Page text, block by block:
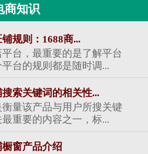
商知识
规则：1688商...
台，最重要的是了解平台
台的规则都是随时调...
索关键词的相关性...
量该产品与用户所搜关键
重要的内容之一，标...
窗产品介绍